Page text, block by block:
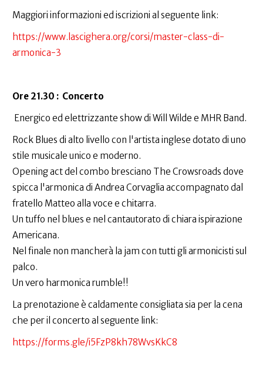
Maggiori informazioni ed iscrizioni al seguente link:
https://www.lascighera.org/corsi/master-class-di-
armonica-3
Ore 21.30 : Concerto
Energico ed elettrizzante show di Will Wilde e MHR Band.
Rock Blues di alto livello con l'artista inglese dotato di uno
stile musicale unico e moderno.
Opening act del combo bresciano The Crowsroads dove
spicca l'armonica di Andrea Corvaglia accompagnato dal
fratello Matteo alla voce e chitarra.
Un tuffo nel blues e nel cantautorato di chiara ispirazione
Americana.
Nel finale non mancherà la jam con tutti gli armonicisti sul
palco.
Un vero harmonica rumble!!
La prenotazione è caldamente consigliata sia per la cena
che per il concerto al seguente link:
https://forms.gle/i5FzP8kh78WvsKkC8